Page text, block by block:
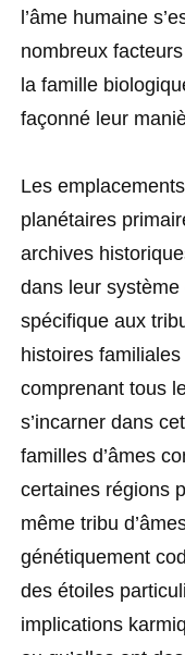
l’âme humaine
nombreux
la famille
façonné leur
Les
planétaires
archives
dans leur
spécifique aux
histoires
comprenant tous
s’incarner dans
familles d’âmes
certaines régions
même tribu
génétiquement
des étoiles
implications